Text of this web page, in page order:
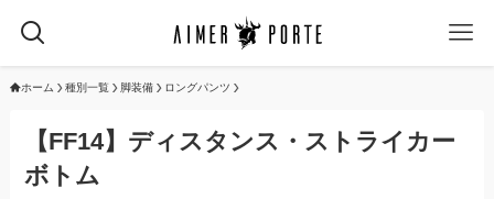
ホーム 種別一覧 脚装備 ロングパンツ
【FF14】ディスタンス・ストライカー
ボトム